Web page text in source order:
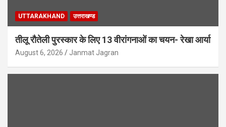
UTTARAKHAND उत्तराखण्ड
तीलू रौतेली पुरस्कार के लिए 13 वीरांगनाओं का चयन- रेखा आर्या
August 6, 2026 Janmat Jagran